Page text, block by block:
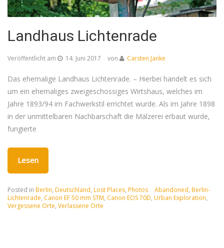
Landhaus Lichtenrade
Veröffentlicht am 14. Juni 2017 von Carsten Janke
Das ehemalige Landhaus Lichtenrade. – Hierbei handelt es sich
um ein ehemaliges zweigeschossiges Wirtshaus, welches im
Jahre 1893/94 im Fachwerkstil errichtet wurde. Als im Jahre 1898
in der unmittelbaren Nachbarschaft die Mälzerei erbaut wurde,
fungierte
Lesen
Posted in Berlin, Deutschland, Lost Places, Photos Abandoned, Berlin-
Lichtenrade, Canon EF 50 mm STM, Canon EOS 70D, Urban Exploration,
Vergessene Orte, Verlassene Orte